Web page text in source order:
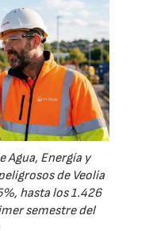
Agua, Energía y
de Veolia
hasta los 1.426
semestre del